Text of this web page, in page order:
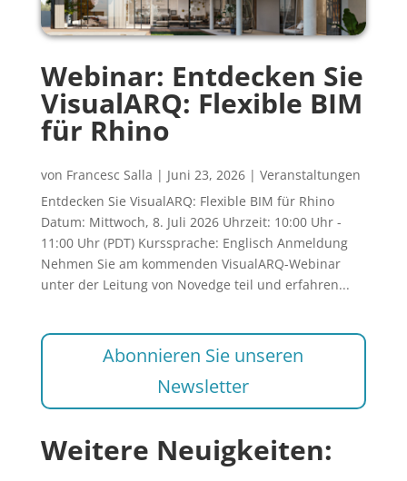
Webinar: Entdecken Sie
VisualARQ: Flexible BIM
für Rhino
von Francesc Salla | Juni 23, 2026| Veranstaltungen
Entdecken Sie VisualARQ: Flexible BIM für Rhino
Datum: Mittwoch, 8. Juli 2026 Uhrzeit: 10:00 Uhr -
11:00 Uhr (PDT) Kurssprache: Englisch Anmeldung
Nehmen Sie am kommenden VisualARQ-Webinar
unter der Leitung von Novedge teil und erfahren...
Abonnieren Sie unseren
Newsletter
Weitere Neuigkeiten: